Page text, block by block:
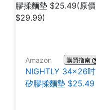
Amazon 購買指南
NIGHTLY 34x26吋
矽膠揉麵墊 $25.49